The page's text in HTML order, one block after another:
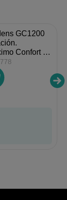
GC1200
Confort en